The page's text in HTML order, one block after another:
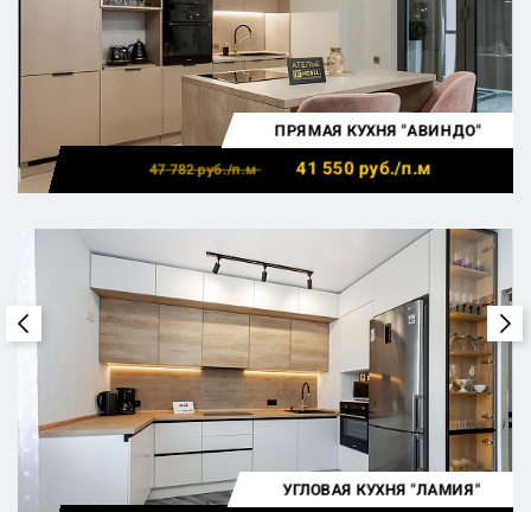
ПРЯМАЯ КУХНЯ "АВИНДО"
47 782руб./п.м 41 550руб./п.м
УГЛОВАЯ КУХНЯ "ЛАМИЯ"